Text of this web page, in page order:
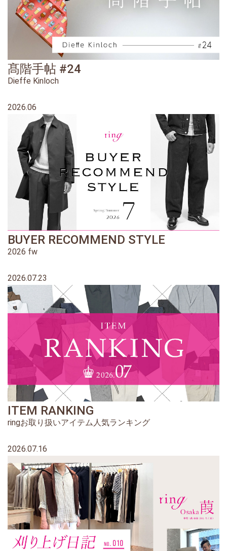
髙階手帖 #24
Dieffe Kinloch
2026.06
BUYER RECOMMEND STYLE
2026 fw
2026.07.23
ITEM RANKING
ringお取り扱いアイテム人気ランキング
2026.07.16